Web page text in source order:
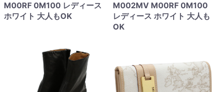
M00RF 0M100 レディース
ホワイト 大人もOK
M002MV M00RF 0M100
レディース ホワイト 大人も
OK